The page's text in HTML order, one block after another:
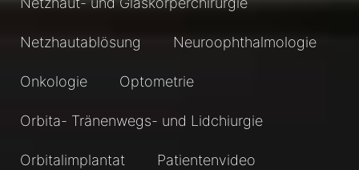
Netzhautablösung Neuroophthalmologie
Onkologie Optometrie
Orbita- Tränenwegs- und Lidchiurgie
Orbitalimplantat Patientenvideo